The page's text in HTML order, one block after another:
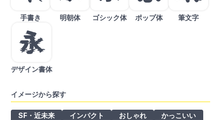
手書き 明朝体 ゴシック体 ポップ体 筆文字
デザイン書体
イメージから探す
SF・近未来 インパクト おしゃれ
かっこいい